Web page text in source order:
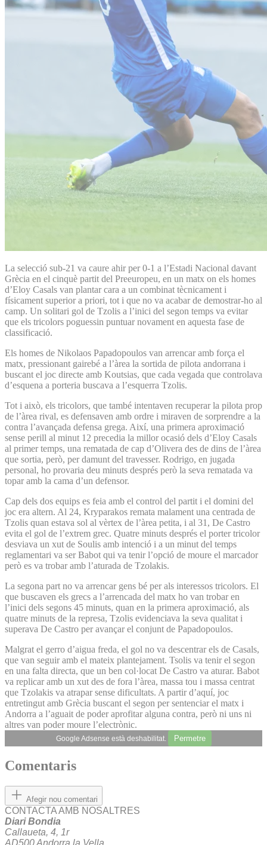
La selecció sub-21 va caure ahir per 0-1 a l’Estadi Nacional davant
Grècia en el cinquè partit del Preeuropeu, en un matx on els homes
d’Eloy Casals van plantar cara a un combinat tècnicament i
físicament superior a priori, tot i que no va acabar de demostrar-ho al
camp. Un solitari gol de Tzolis a l’inici del segon temps va evitar
que els tricolors poguessin puntuar novament en aquesta fase de
classificació.
Els homes de Nikolaos Papadopoulos van arrencar amb força el
matx, pressionant gairebé a l’àrea la sortida de pilota andorrana i
buscant el joc directe amb Koutsias, que cada vegada que controlava
d’esquena a porteria buscava a l’esquerra Tzolis.
Tot i això, els tricolors, que també intentaven recuperar la pilota prop
de l’àrea rival, es defensaven amb ordre i miraven de sorprendre a la
contra l’avançada defensa grega. Així, una primera aproximació
sense perill al minut 12 precedia la millor ocasió dels d’Eloy Casals
al primer temps, una rematada de cap d’Olivera des de dins de l’àrea
que sortia, però, per damunt del travesser. Rodrigo, en jugada
personal, ho provaria deu minuts després però la seva rematada va
topar amb la cama d’un defensor.
Cap dels dos equips es feia amb el control del partit i el domini del
joc era altern. Al 24, Kryparakos remata malament una centrada de
Tzolis quan estava sol al vèrtex de l’àrea petita, i al 31, De Castro
evita el gol de l’extrem grec. Quatre minuts després el porter tricolor
desviava un xut de Soulis amb intenció i a un minut del temps
reglamentari va ser Babot qui va tenir l’opció de moure el marcador
però es va trobar amb l’aturada de Tzolakis.
La segona part no va arrencar gens bé per als interessos tricolors. El
que buscaven els grecs a l’arrencada del matx ho van trobar en
l’inici dels segons 45 minuts, quan en la primera aproximació, als
quatre minuts de la represa, Tzolis evidenciava la seva qualitat i
superava De Castro per avançar el conjunt de Papadopoulos.
Malgrat el gerro d’aigua freda, el gol no va descentrar els de Casals,
que van seguir amb el mateix plantejament. Tsolis va tenir el segon
en una falta directa, que un ben col·locat De Castro va aturar. Babot
va replicar amb un xut des de fora l’àrea, massa tou i massa centrat
que Tzolakis va atrapar sense dificultats. A partir d’aquí, joc
entretingut amb Grècia buscant el segon per sentenciar el matx i
Andorra a l’aguait de poder aprofitar alguna contra, però ni uns ni
altres van poder moure l’electrònic.
Google Adsense està deshabilitat. Permetre
Comentaris
Afegir nou comentari
CONTACTA AMB NOSALTRES
Diari Bondia
Callaueta, 4, 1r